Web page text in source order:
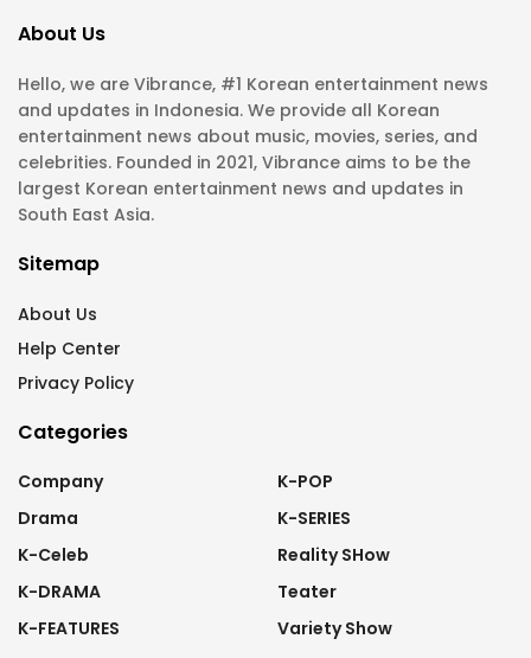
About Us
Hello, we are Vibrance, #1 Korean entertainment news
and updates in Indonesia. We provide all Korean
entertainment news about music, movies, series, and
celebrities. Founded in 2021, Vibrance aims to be the
largest Korean entertainment news and updates in
South East Asia.
Sitemap
About Us
Help Center
Privacy Policy
Categories
Company
Drama
K-Celeb
K-DRAMA
K-FEATURES
K-POP
K-SERIES
Reality SHow
Teater
Variety Show